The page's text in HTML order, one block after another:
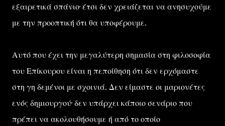
εξαιρετικά σπάνιο· έτσι δεν χρειάζεται να ανησυχούμε
με την προοπτική ότι θα υποφέρουμε.
Αυτό που έχει την μεγαλύτερη σημασία στη φιλοσοφία
του Επίκουρου είναι η πεποίθηση ότι δεν ερχόμαστε
στη γη δεμένοι με σχοινιά. Δεν είμαστε οι μαριονέτες
ενός δημιουργού· δεν υπάρχει κάποιο σενάριο που
πρέπει να ακολουθήσουμε ή από το οποίο